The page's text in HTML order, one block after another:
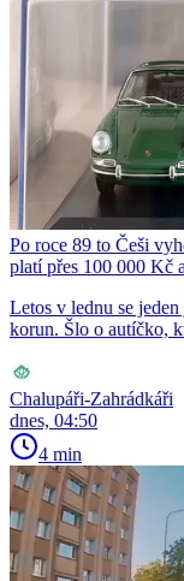
Po roce 89 to Češi
platí přes 100 000 Kč
Letos v lednu se
korun. Šlo o autíčko,
Chalupáři-Zahrádkáři
dnes, 04:50
4 min